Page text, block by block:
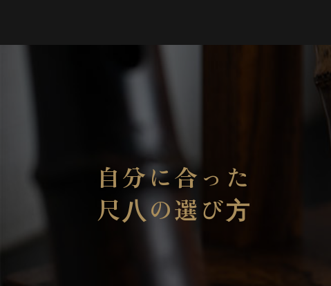
自分に合った
尺⼋の選び⽅